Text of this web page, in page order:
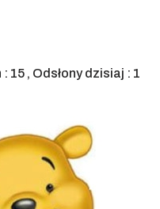
: 15 , Odsłony dzisiaj : 1